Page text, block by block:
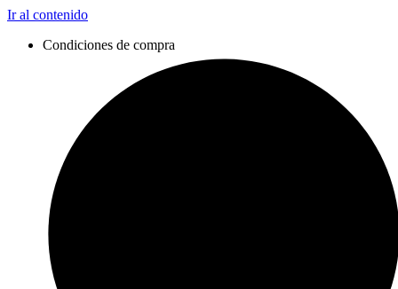
Ir al contenido
Condiciones de compra